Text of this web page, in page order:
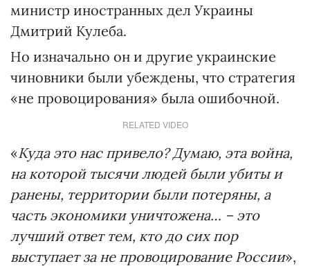
министр иностранных дел Украины
Дмитрий Кулеба.
Но изначально он и другие украинские
чиновники были убеждены, что стратегия
«не провоцирования» была ошибочной.
RELATED VIDEO
«Куда это нас привело? Думаю, эта война,
на которой тысячи людей были убиты и
ранены, территории были потеряны, а
часть экономики уничтожена… – это
лучший ответ тем, кто до сих пор
выступает за не провоцирование России»,